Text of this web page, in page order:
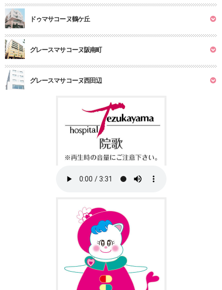
ドゥマサコーヌ鶴ケ丘
グレースマサコーヌ阪南町
グレースマサコーヌ西田辺